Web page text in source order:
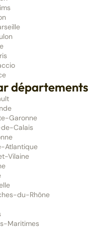
départements
Garonne
Calais
Atlantique
Vilaine
du-Rhône
Maritimes